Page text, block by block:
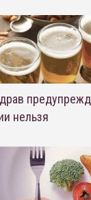
нельзя